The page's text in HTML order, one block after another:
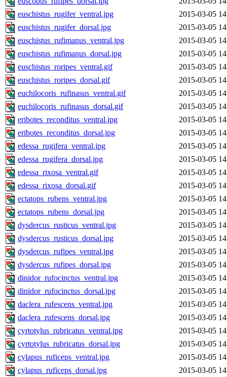
euschistus_rugifer_ventral.jpg
2015-03-05
euschistus_rugifer_dorsal.jpg
2015-03-05
euschistus_rufimanus_ventral.jpg
2015-03-05
euschistus_rufimanus_dorsal.jpg
2015-03-05
euschistus_roripes_ventral.gif
2015-03-05
euschistus_roripes_dorsal.gif
2015-03-05
euchilocoris_rufinasus_ventral.gif
2015-03-05
euchilocoris_rufinasus_dorsal.gif
2015-03-05
eribotes_reconditus_ventral.jpg
2015-03-05
eribotes_reconditus_dorsal.jpg
2015-03-05
edessa_rugifera_ventral.jpg
2015-03-05
edessa_rugifera_dorsal.jpg
2015-03-05
edessa_rixosa_ventral.gif
2015-03-05
edessa_rixosa_dorsal.gif
2015-03-05
ectatops_rubens_ventral.jpg
2015-03-05
ectatops_rubens_dorsal.jpg
2015-03-05
dysdercus_rusticus_ventral.jpg
2015-03-05
dysdercus_rusticus_dorsal.jpg
2015-03-05
dysdercus_rufipes_ventral.jpg
2015-03-05
dysdercus_rufipes_dorsal.jpg
2015-03-05
dinidor_rufocinctus_ventral.jpg
2015-03-05
dinidor_rufocinctus_dorsal.jpg
2015-03-05
daclera_rufescens_ventral.jpg
2015-03-05
daclera_rufescens_dorsal.jpg
2015-03-05
cyrtotylus_rubricatus_ventral.jpg
2015-03-05
cyrtotylus_rubricatus_dorsal.jpg
2015-03-05
cylapus_ruficeps_ventral.jpg
2015-03-05
cylapus_ruficeps_dorsal.jpg
2015-03-05